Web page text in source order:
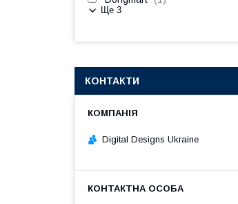
Ще 3
КОНТАКТИ
Digital Designs Ukraine